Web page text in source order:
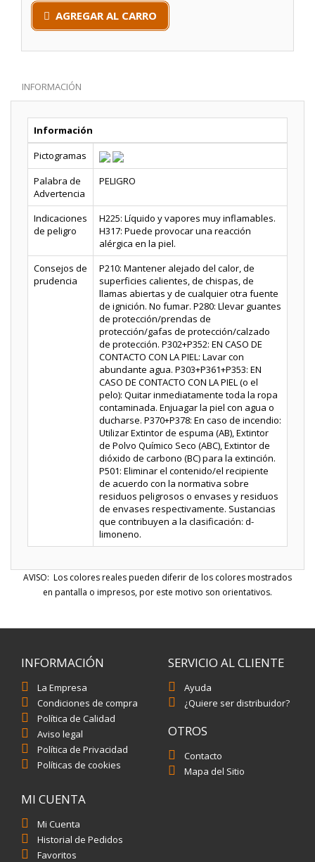
AGREGAR AL CARRO
INFORMACIÓN
Información
Pictogramas
Palabra de
Advertencia
PELIGRO
Indicaciones
de peligro
H225: Líquido y vapores muy inflamables.
H317: Puede provocar una reacción
alérgica en la piel.
Consejos de
prudencia
P210: Mantener alejado del calor, de
superficies calientes, de chispas, de
llamas abiertas y de cualquier otra fuente
de ignición. No fumar. P280: Llevar guantes
de protección/prendas de
protección/gafas de protección/calzado
de protección. P302+P352: EN CASO DE
CONTACTO CON LA PIEL: Lavar con
abundante agua. P303+P361+P353: EN
CASO DE CONTACTO CON LA PIEL (o el
pelo): Quitar inmediatamente toda la ropa
contaminada. Enjuagar la piel con agua o
ducharse. P370+P378: En caso de incendio:
Utilizar Extintor de espuma (AB), Extintor
de Polvo Químico Seco (ABC), Extintor de
dióxido de carbono (BC) para la extinción.
P501: Eliminar el contenido/el recipiente
de acuerdo con la normativa sobre
residuos peligrosos o envases y residuos
de envases respectivamente. Sustancias
que contribuyen a la clasificación: d-
limoneno.
AVISO: Los colores reales pueden diferir de los colores mostrados
en pantalla o impresos, por este motivo son orientativos.
INFORMACIÓN
La Empresa
Condiciones de compra
Política de Calidad
Aviso legal
Política de Privacidad
Políticas de cookies
SERVICIO AL CLIENTE
Ayuda
¿Quiere ser distribuidor?
OTROS
Contacto
Mapa del Sitio
MI CUENTA
Mi Cuenta
Historial de Pedidos
Favoritos